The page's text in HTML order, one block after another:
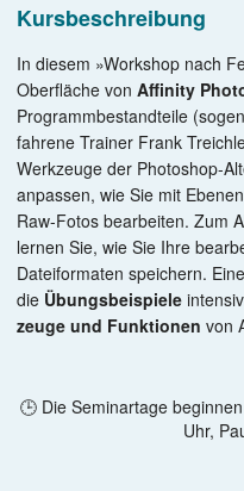
Kursbeschreibung
In diesem »Workshop nach
Oberfläche von Affinity
Programmbestandteile
fahrene Trainer Frank
Werkzeuge der Photoshop-
anpassen, wie Sie mit
Raw-Fotos bearbeiten. Zum
lernen Sie, wie Sie Ihre
Datei­formaten speichern.
die Übungsbeispiele
zeuge und Funktionen von
🕒 Die Seminartage
Uhr,